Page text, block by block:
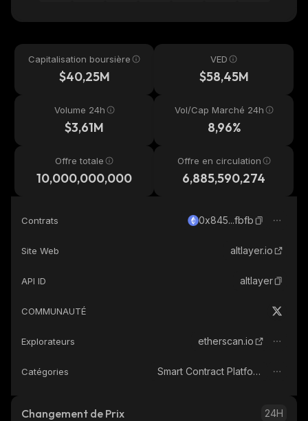
Capitalisation boursière
$40,25M
VED
$58,45M
Volume 24h
$3,61M
Vol/Cap Marché 24h
8,96%
Offre totale
10,000,000,000
Offre en circulation
6,885,590,274
Contrats 0x845...fbfb
Site Web altlayer.io
API ID altlayer
COMMUNAUTÉ
Explorateurs etherscan.io
Catégories Smart Contract Platform
Changement de Prix 24H